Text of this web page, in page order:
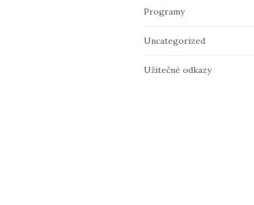
Programy
Uncategorized
Užitečné odkazy